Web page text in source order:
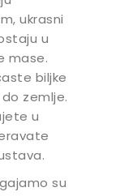
ukrasni
u
mase.
biljke
zemlje.
u
su